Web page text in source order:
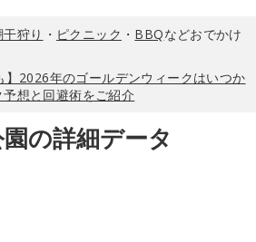
干狩り ・ ピクニック ・ BBQなどおでかけ
】2026年のゴールデンウィークはいつか
想と回避術をご紹介
の詳細データ